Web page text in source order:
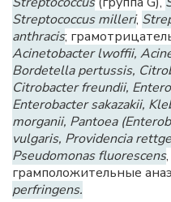
Streptococcus milleri,
anthracis;
Acinetobacter lwoffii,
Bordetella pertussis,
Citrobacter freundii,
Enterobacter sakazakii,
morganii, Pantoea
vulgaris, Providencia
Pseudomonas fluorescens,
грамположительные
perfringens.